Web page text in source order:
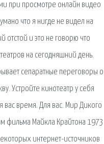
при просмотре онлайн видео
что я нигде не видел на
отстой и это не говорю что
на сегодняшний день.
сепаратные переговоры о
Устройте кинотеатр у себя
время. Для вас. Мир Дикого
фильма Майкла Крайтона 1973
интернет-источников